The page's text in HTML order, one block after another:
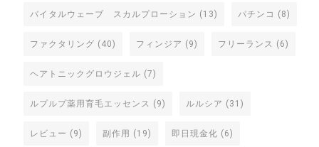
バイタルウェーブ スカルプローション (13) パチンコ (8)
ファクタリング (40) フィンジア (9) フリーランス (6)
ヘアトニックグロウジェル (7)
ルプルプ薬用育毛エッセンス (9) ルルシア (31)
レビュー (9) 副作用 (19) 即日現金化 (6)